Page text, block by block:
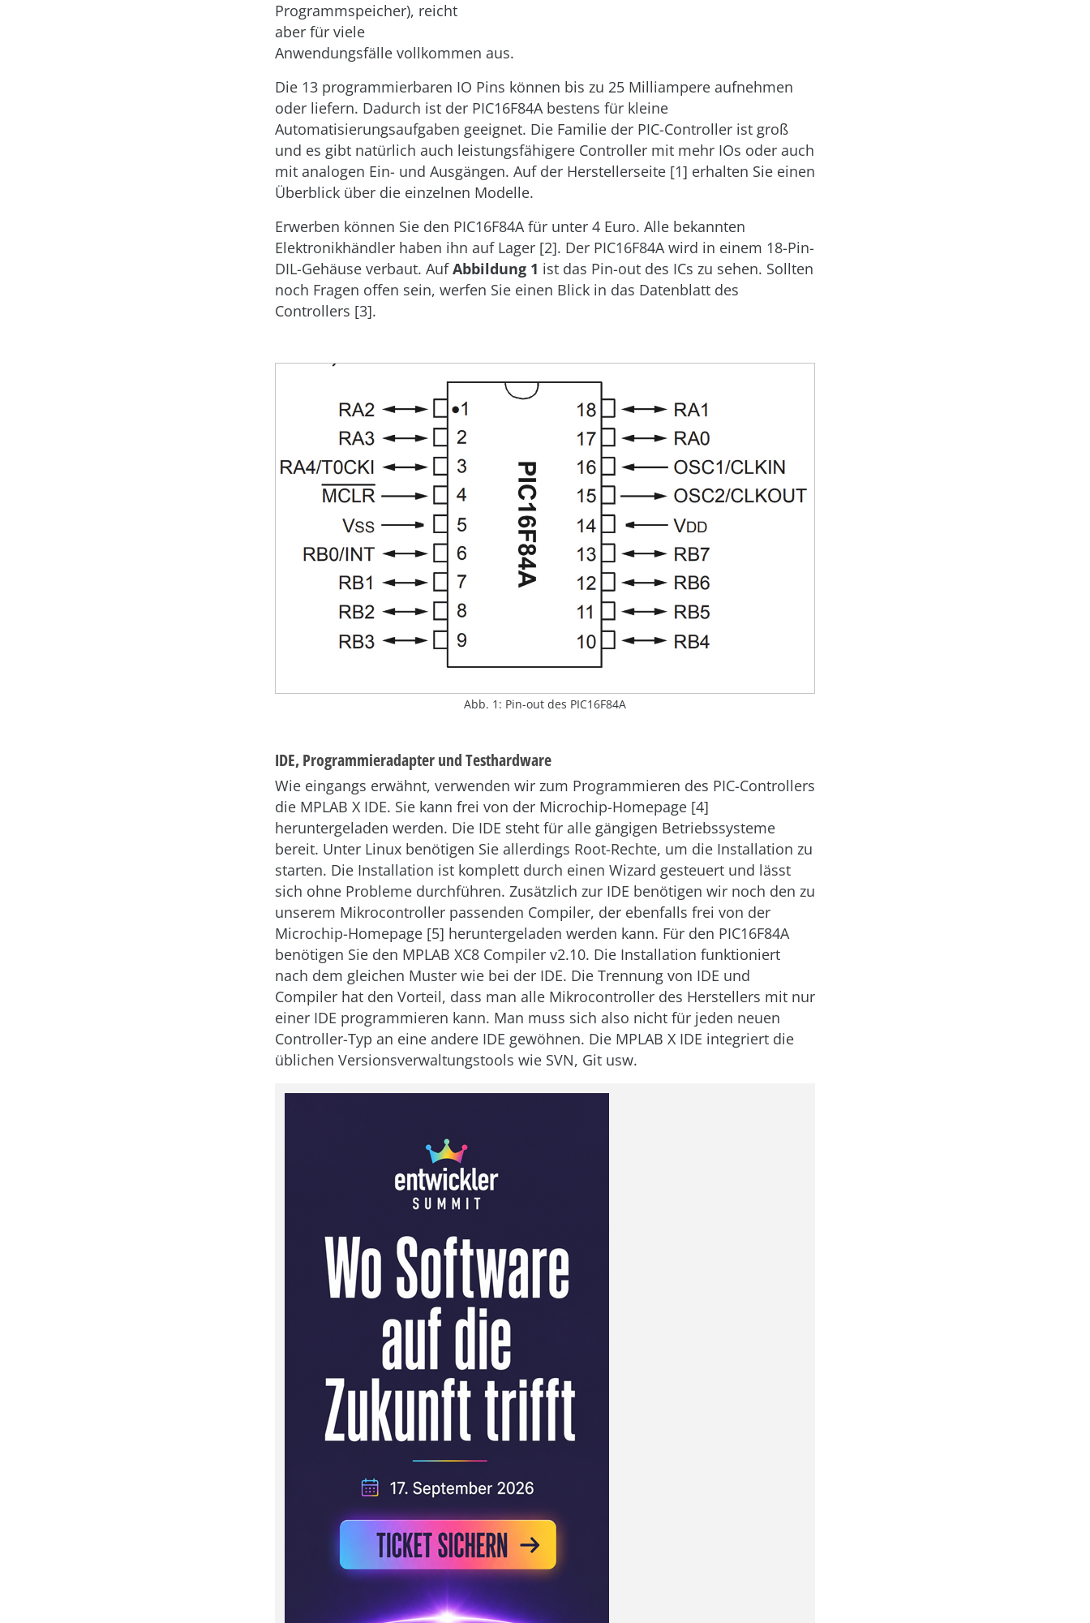
Programmspeicher), reicht
aber für viele
Anwendungsfälle vollkommen aus.
Die 13 programmierbaren IO Pins können bis zu 25 Milliampere aufnehmen
oder liefern. Dadurch ist der PIC16F84A bestens für kleine
Automatisierungsaufgaben geeignet. Die Familie der PIC-Controller ist groß
und es gibt natürlich auch leistungsfähigere Controller mit mehr IOs oder auch
mit analogen Ein- und Ausgängen. Auf der Herstellerseite [1] erhalten Sie einen
Überblick über die einzelnen Modelle.
Erwerben können Sie den PIC16F84A für unter 4 Euro. Alle bekannten
Elektronikhändler haben ihn auf Lager [2]. Der PIC16F84A wird in einem 18-Pin-
DIL-Gehäuse verbaut. AufAbbildung 1 ist das Pin-out des ICs zu sehen. Sollten
noch Fragen offen sein, werfen Sie einen Blick in das Datenblatt des
Controllers [3].
Abb. 1: Pin-out des PIC16F84A
IDE, Programmieradapter und Testhardware
Wie eingangs erwähnt, verwenden wir zum Programmieren des PIC-Controllers
die MPLAB X IDE. Sie kann frei von der Microchip-Homepage [4]
heruntergeladen werden. Die IDE steht für alle gängigen Betriebssysteme
bereit. Unter Linux benötigen Sie allerdings Root-Rechte, um die Installation zu
starten. Die Installation ist komplett durch einen Wizard gesteuert und lässt
sich ohne Probleme durchführen. Zusätzlich zur IDE benötigen wir noch den zu
unserem Mikrocontroller passenden Compiler, der ebenfalls frei von der
Microchip-Homepage [5] heruntergeladen werden kann. Für den PIC16F84A
benötigen Sie den MPLAB XC8 Compiler v2.10. Die Installation funktioniert
nach dem gleichen Muster wie bei der IDE. Die Trennung von IDE und
Compiler hat den Vorteil, dass man alle Mikrocontroller des Herstellers mit nur
einer IDE programmieren kann. Man muss sich also nicht für jeden neuen
Controller-Typ an eine andere IDE gewöhnen. Die MPLAB X IDE integriert die
üblichen Versionsverwaltungstools wie SVN, Git usw.